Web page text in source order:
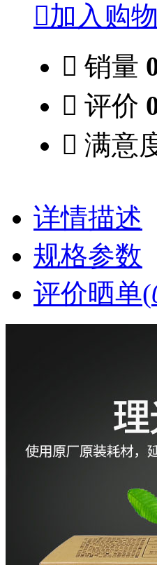
加入购
 销量
 评价
 满意
详情描述
规格参数
评价晒单(